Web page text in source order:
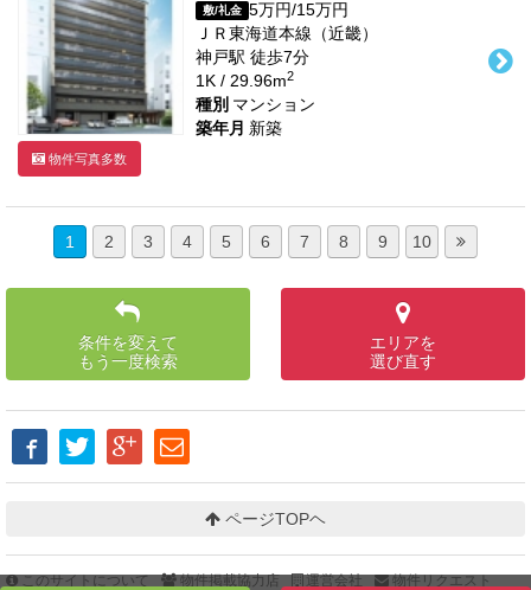
物件写真多数
敷/礼金 5万円/15万円
ＪＲ東海道本線（近畿）
神戸駅 徒歩7分
1K / 29.96m2
種別 マンション
築年月 新築
1 2 3 4 5 6 7 8 9 10
条件を変えて
もう一度検索
エリアを
選び直す
ページTOPヘ
このサイトについて 物件掲載協力店 運営会社 物件リクエスト